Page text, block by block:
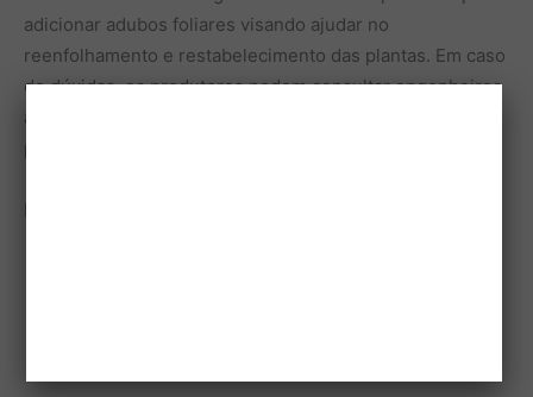
adicionar adubos foliares visando ajudar no
reenfolhamento e restabelecimento das plantas. Em caso
de dúvidas, os produtores podem consultar engenheiros
agrônomos na casa da Agricultura local”, orienta a
pesquisadora da APTA.